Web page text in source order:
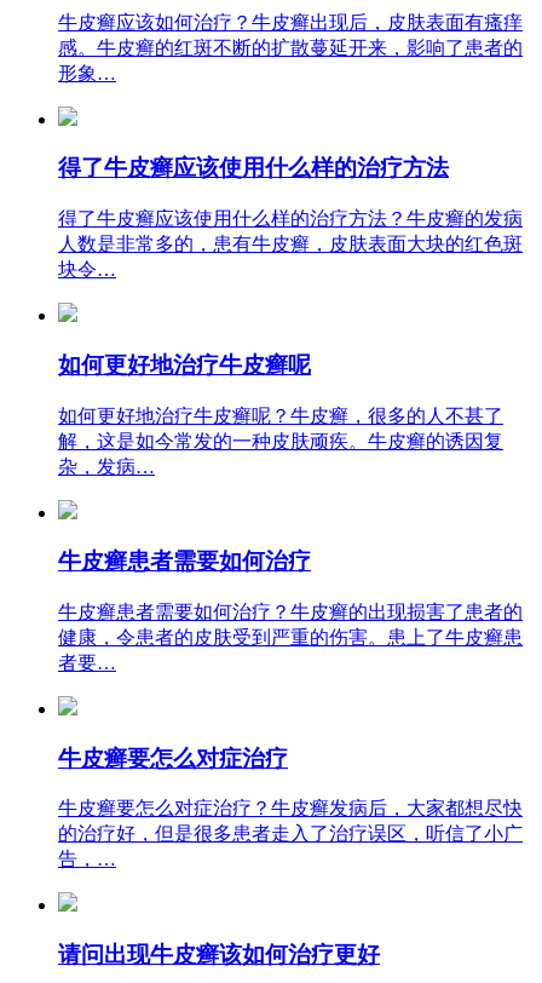
牛皮癣应该如何治疗？牛皮癣出现后，皮肤表面有瘙痒
感。牛皮癣的红斑不断的扩散蔓延开来，影响了患者的
形象…
得了牛皮癣应该使用什么样的治疗方法
得了牛皮癣应该使用什么样的治疗方法？牛皮癣的发病
人数是非常多的，患有牛皮癣，皮肤表面大块的红色斑
块令…
如何更好地治疗牛皮癣呢
如何更好地治疗牛皮癣呢？牛皮癣，很多的人不甚了
解，这是如今常发的一种皮肤顽疾。牛皮癣的诱因复
杂，发病…
牛皮癣患者需要如何治疗
牛皮癣患者需要如何治疗？牛皮癣的出现损害了患者的
健康，令患者的皮肤受到严重的伤害。患上了牛皮癣患
者要…
牛皮癣要怎么对症治疗
牛皮癣要怎么对症治疗？牛皮癣发病后，大家都想尽快
的治疗好，但是很多患者走入了治疗误区，听信了小广
告，…
请问出现牛皮癣该如何治疗更好